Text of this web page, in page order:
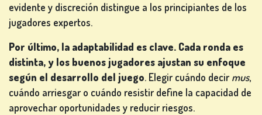
evidente y discreción distingue a los principiantes de los
jugadores expertos.
Por último, la adaptabilidad es clave. Cada ronda es
distinta, y los buenos jugadores ajustan su enfoque
según el desarrollo del juego. Elegir cuándo decir mus,
cuándo arriesgar o cuándo resistir define la capacidad de
aprovechar oportunidades y reducir riesgos.